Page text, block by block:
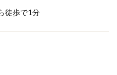
徒歩で1分